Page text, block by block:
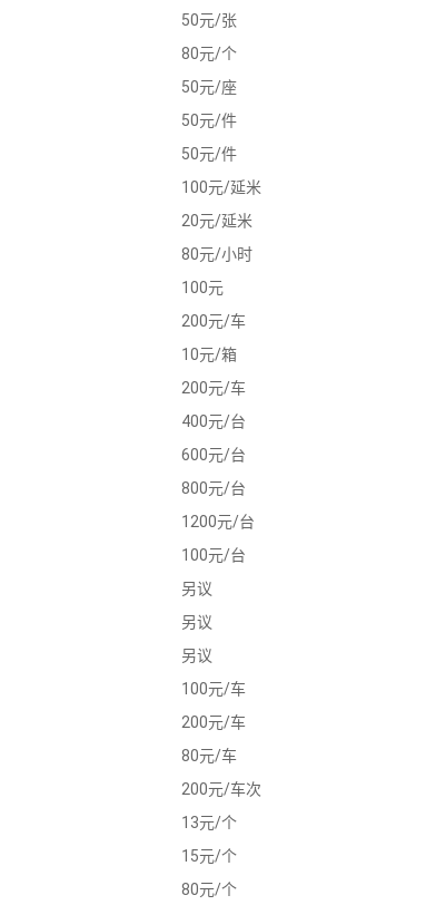
50元/张
80元/个
50元/座
50元/件
50元/件
100元/延米
20元/延米
80元/小时
100元
200元/车
10元/箱
200元/车
400元/台
600元/台
800元/台
1200元/台
100元/台
另议
另议
另议
100元/车
200元/车
80元/车
200元/车次
13元/个
15元/个
80元/个